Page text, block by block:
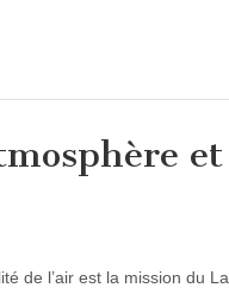
de l’air est la mission du